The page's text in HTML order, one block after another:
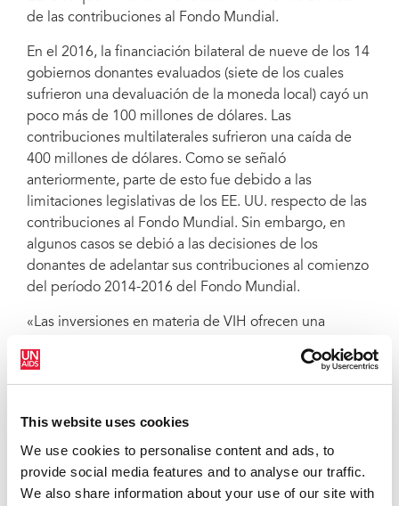
This website uses cookies
We use cookies to personalise content and ads, to
provide social media features and to analyse our traffic.
We also share information about your use of our site with
de las contribuciones al Fondo Mundial.
En el 2016, la financiación bilateral de nueve de los 14
gobiernos donantes evaluados (siete de los cuales
sufrieron una devaluación de la moneda local) cayó un
poco más de 100 millones de dólares. Las
contribuciones multilaterales sufrieron una caída de
400 millones de dólares. Como se señaló
anteriormente, parte de esto fue debido a las
limitaciones legislativas de los EE. UU. respecto de las
contribuciones al Fondo Mundial. Sin embargo, en
algunos casos se debió a las decisiones de los
donantes de adelantar sus contribuciones al comienzo
del período 2014-2016 del Fondo Mundial.
«Las inversiones en materia de VIH ofrecen una
invertido de forma acertada en la prestación de
servicios de prevención y tratamiento del VIH que
día estamos viendo los resultados de dichas
inversiones», señaló Michel Sidibé, director ejecutivo
de ONUSIDA. «La caída de los recursos
internacionales nos impedirá llegar a las 17 millones